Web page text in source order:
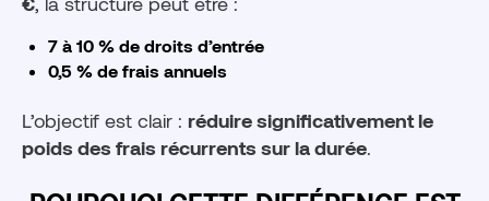
7 à 10 % de droits d’entrée
0,5 % de frais annuels
L’objectif est clair : réduire significativement le
poids des frais récurrents sur la durée.